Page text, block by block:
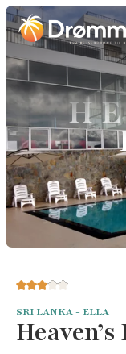
SRI LANKA - ELLA
Heaven’s